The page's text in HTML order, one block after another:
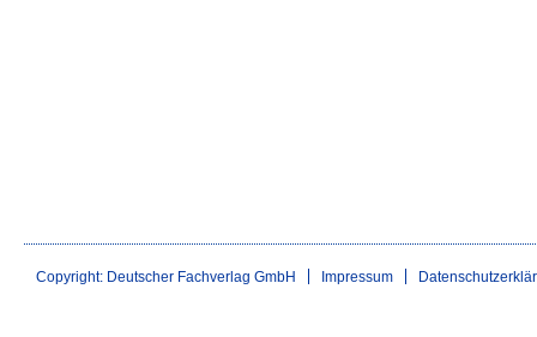
Copyright: Deutscher Fachverlag GmbH Impressum